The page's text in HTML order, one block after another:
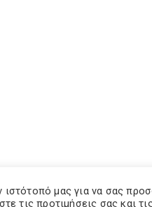
μας για να σας
τις προτιμήσεις σας και